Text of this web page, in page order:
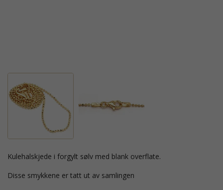
kulehalskjede i forgylt sølv med blank overflate.
Disse smykkene er tatt ut av samlingen